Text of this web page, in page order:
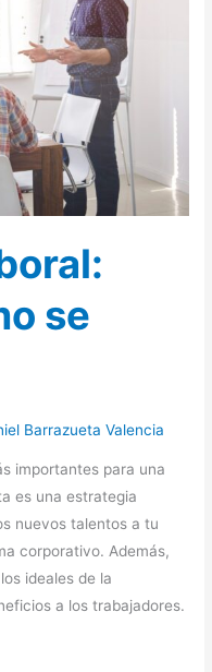
se
Barrazueta Valencia
importantes para una
es una estrategia
nuevos talentos a tu
corporativo. Además,
ideales de la
a los trabajadores.